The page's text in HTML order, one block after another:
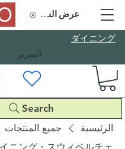
​ダイニング
السرير
Search
عرض النقاط
الرئيسية
جميع المنتجات